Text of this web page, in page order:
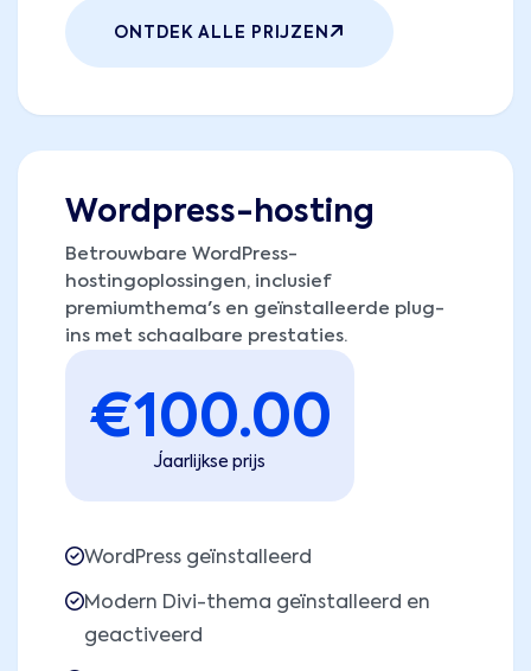
ONTDEK ALLE PRIJZEN
€100.00
Jaarlijkse prijs
Wordpress-hosting
Betrouwbare WordPress-
hostingoplossingen, inclusief
premiumthema's en geïnstalleerde plug-
ins met schaalbare prestaties.
WordPress geïnstalleerd
Modern Divi-thema geïnstalleerd en
geactiveerd